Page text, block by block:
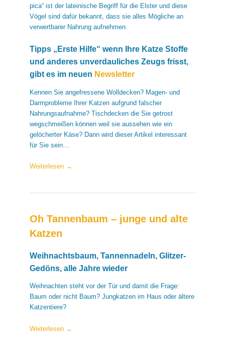
pica“ ist der lateinische Begriff für die Elster und diese
Vögel sind dafür bekannt, dass sie alles Mögliche an
verwertbarer Nahrung aufnehmen.
Tipps „Erste Hilfe“ wenn Ihre Katze Stoffe
und anderes unverdauliches Zeugs frisst,
gibt es im neuen Newsletter
Kennen Sie angefressene Wolldecken? Magen- und
Darmprobleme Ihrer Katzen aufgrund falscher
Nahrungsaufnahme? Tischdecken die Sie getrost
wegschmeißen können weil sie aussehen wie ein
gelöcherter Käse? Dann wird dieser Artikel interessant
für Sie sein…
Weiterlesen →
Oh Tannenbaum – junge und alte
Katzen
Weihnachtsbaum, Tannennadeln, Glitzer-
Gedöns, alle Jahre wieder
Weihnachten steht vor der Tür und damit die Frage:
Baum oder nicht Baum? Jungkatzen im Haus oder ältere
Katzentiere?
Weiterlesen →